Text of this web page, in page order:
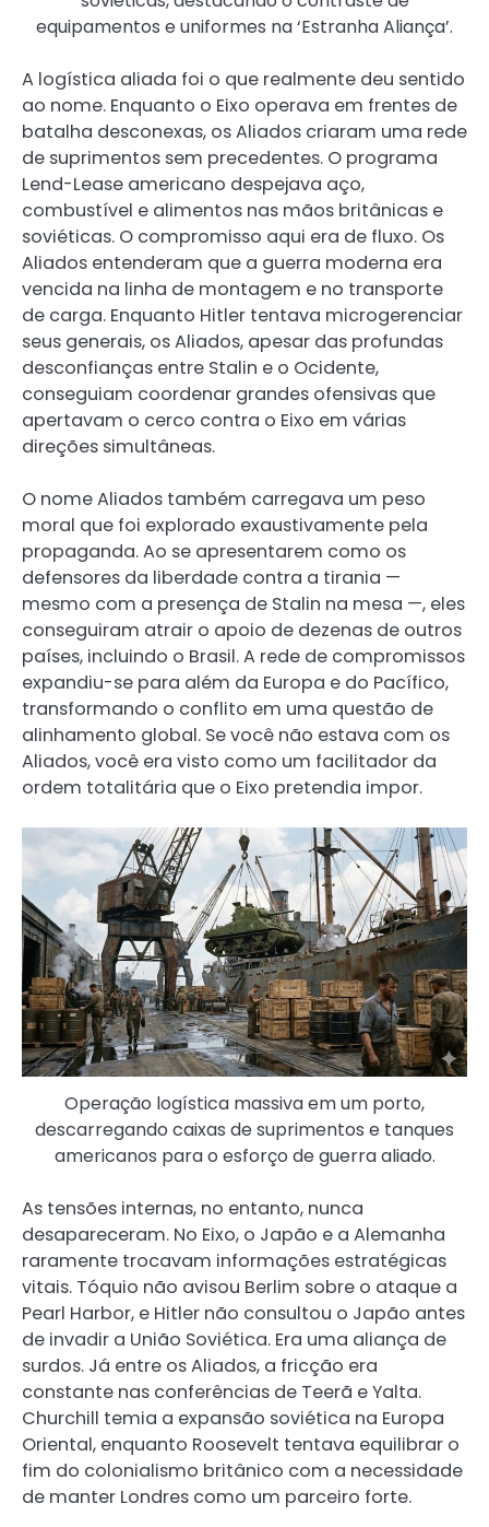
equipamentos e uniformes na ‘Estranha Aliança’.
A logística aliada foi o que realmente deu sentido
ao nome. Enquanto o Eixo operava em frentes de
batalha desconexas, os Aliados criaram uma rede
de suprimentos sem precedentes. O programa
Lend-Lease americano despejava aço,
combustível e alimentos nas mãos britânicas e
soviéticas. O compromisso aqui era de fluxo. Os
Aliados entenderam que a guerra moderna era
vencida na linha de montagem e no transporte
de carga. Enquanto Hitler tentava microgerenciar
seus generais, os Aliados, apesar das profundas
desconfianças entre Stalin e o Ocidente,
conseguiam coordenar grandes ofensivas que
apertavam o cerco contra o Eixo em várias
direções simultâneas.
O nome Aliados também carregava um peso
moral que foi explorado exaustivamente pela
propaganda. Ao se apresentarem como os
defensores da liberdade contra a tirania —
mesmo com a presença de Stalin na mesa —, eles
conseguiram atrair o apoio de dezenas de outros
países, incluindo o Brasil. A rede de compromissos
expandiu-se para além da Europa e do Pacífico,
transformando o conflito em uma questão de
alinhamento global. Se você não estava com os
Aliados, você era visto como um facilitador da
ordem totalitária que o Eixo pretendia impor.
Operação logística massiva em um porto,
descarregando caixas de suprimentos e tanques
americanos para o esforço de guerra aliado.
As tensões internas, no entanto, nunca
desapareceram. No Eixo, o Japão e a Alemanha
raramente trocavam informações estratégicas
vitais. Tóquio não avisou Berlim sobre o ataque a
Pearl Harbor, e Hitler não consultou o Japão antes
de invadir a União Soviética. Era uma aliança de
surdos. Já entre os Aliados, a fricção era
constante nas conferências de Teerã e Yalta.
Churchill temia a expansão soviética na Europa
Oriental, enquanto Roosevelt tentava equilibrar o
fim do colonialismo britânico com a necessidade
de manter Londres como um parceiro forte.